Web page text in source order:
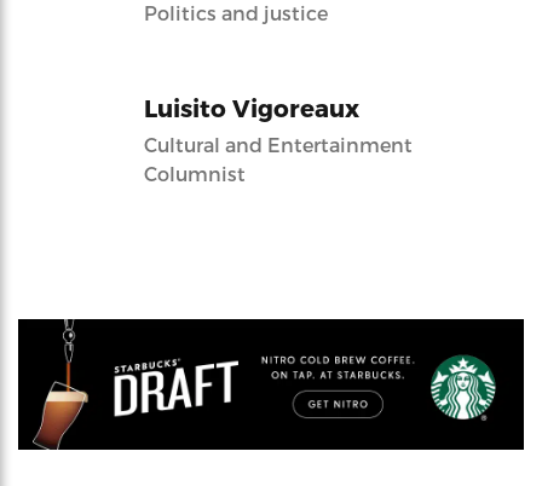
Politics and justice
Luisito Vigoreaux
Cultural and Entertainment
Columnist